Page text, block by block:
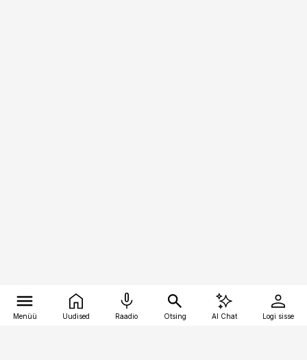
Menüü Uudised Raadio Otsing AI Chat Logi sisse